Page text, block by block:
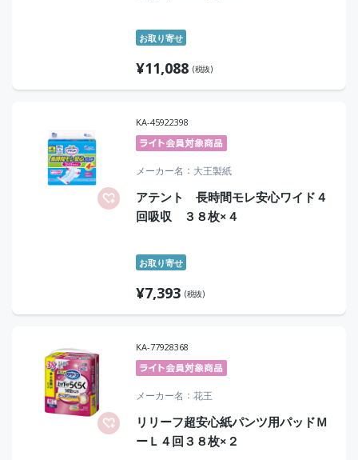
お取り寄せ
¥11,088 (税抜)
KA-45922398
メーカー名 大王製紙
アテント 長時間モレ安心ワイド４
回吸収 ３８枚×４
お取り寄せ
¥7,393 (税抜)
KA-77928368
メーカー名 花王
リリーフ超安心紙パンツ用パッドＭ
ーＬ４回３８枚×２